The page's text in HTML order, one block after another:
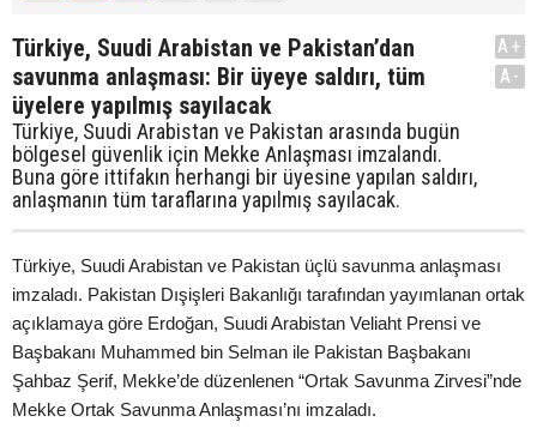
Türkiye, Suudi Arabistan ve Pakistan’dan
savunma anlaşması: Bir üyeye saldırı, tüm
üyelere yapılmış sayılacak
Türkiye, Suudi Arabistan ve Pakistan arasında bugün
bölgesel güvenlik için Mekke Anlaşması imzalandı.
Buna göre ittifakın herhangi bir üyesine yapılan saldırı,
anlaşmanın tüm taraflarına yapılmış sayılacak.
A+
A-
Türkiye, Suudi Arabistan ve Pakistan üçlü savunma anlaşması
imzaladı. Pakistan Dışişleri Bakanlığı tarafından yayımlanan ortak
açıklamaya göre Erdoğan, Suudi Arabistan Veliaht Prensi ve
Başbakanı Muhammed bin Selman ile Pakistan Başbakanı
Şahbaz Şerif, Mekke’de düzenlenen “Ortak Savunma Zirvesi”nde
Mekke Ortak Savunma Anlaşması’nı imzaladı.